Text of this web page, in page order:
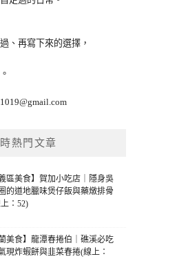
、再寫下來的選擇，
熱門文章
義區美食】賀加小吃店｜隱身吳
的道地臘味煲仔飯與藥燉排骨
：52)
蘭美食】龍潭春捲伯｜礁溪必吃
現炸蝦餅與韭菜春捲(線上：